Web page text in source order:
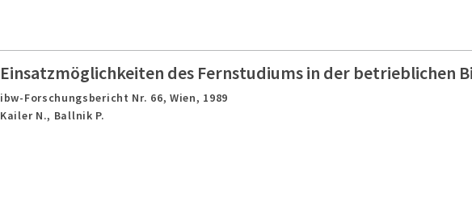
Einsatzmöglichkeiten des Fernstudiums in der betrieblichen
ibw-Forschungsbericht Nr. 66, Wien, 1989
Kailer N., Ballnik P.